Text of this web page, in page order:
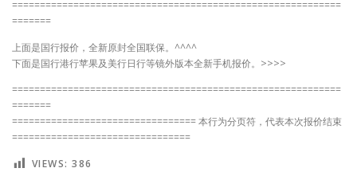
===========================================================
=======
上面是国行报价，全新原封全国联保。^^^^
下面是国行港行苹果及美行日行等镜外版本全新手机报价。>>>>
===========================================================
=======
================================= 本行为分页符，代表本次报价结束
================================
VIEWS: 386